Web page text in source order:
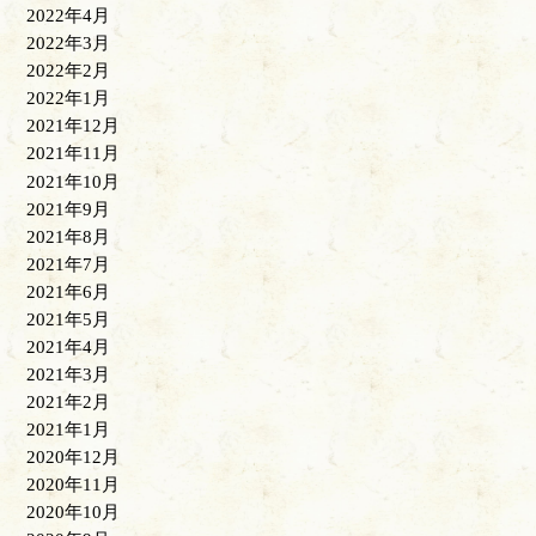
2022年4月
2022年3月
2022年2月
2022年1月
2021年12月
2021年11月
2021年10月
2021年9月
2021年8月
2021年7月
2021年6月
2021年5月
2021年4月
2021年3月
2021年2月
2021年1月
2020年12月
2020年11月
2020年10月